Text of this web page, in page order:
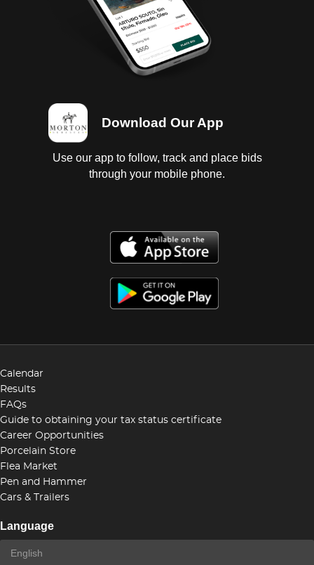
Download Our App
Use our app to follow, track and place bids
through your mobile phone.
Calendar
Results
FAQs
Guide to obtaining your tax status certificate
Career Opportunities
Porcelain Store
Flea Market
Pen and Hammer
Cars & Trailers
Language